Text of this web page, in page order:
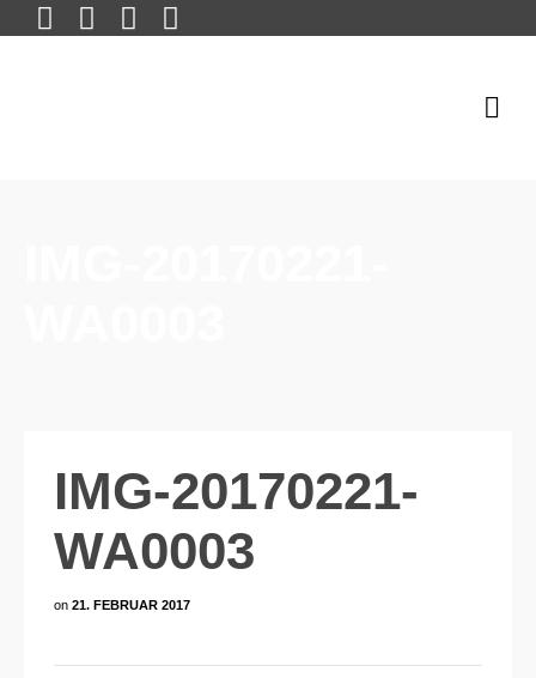
IMG-20170221-
WA0003
on 21. FEBRUAR 2017